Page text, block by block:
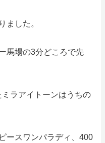
ました。
馬場の3分どころで先
ラアイトーンはうちの
ースワンパラディ、400